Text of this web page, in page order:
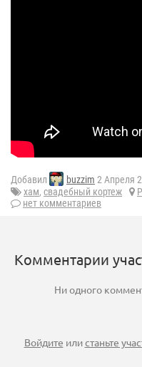
Добавил buzzim 2 Апреля
хам, свадебный кортеж
нет комментариев
Комментарии
Ни одного
Войдите илистаньте